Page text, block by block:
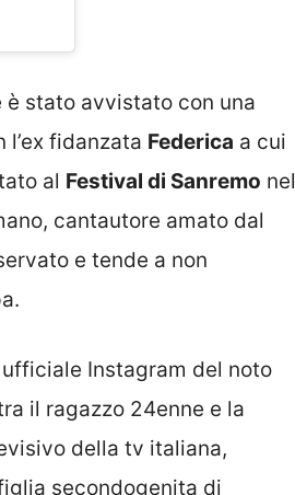
è stato avvistato con una
fidanzata Federica a cui
al Festival di Sanremo nel
cantautore amato dal
e tende a non
Instagram del noto
il ragazzo 24enne e la
della tv italiana,
secondogenita di